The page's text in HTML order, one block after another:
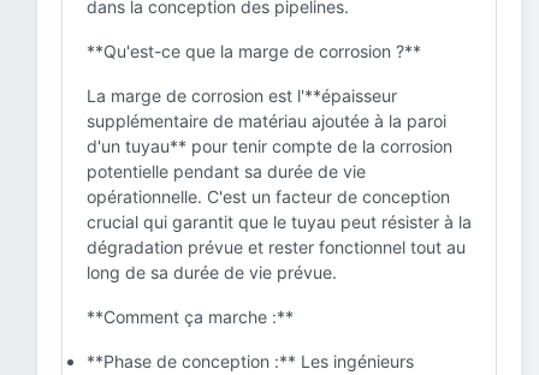
dans la conception des pipelines.
**Qu'est-ce que la marge de corrosion ?**
La marge de corrosion est l'**épaisseur
supplémentaire de matériau ajoutée à la paroi
d'un tuyau** pour tenir compte de la corrosion
potentielle pendant sa durée de vie
opérationnelle. C'est un facteur de conception
crucial qui garantit que le tuyau peut résister à la
dégradation prévue et rester fonctionnel tout au
long de sa durée de vie prévue.
**Comment ça marche :**
**Phase de conception :** Les ingénieurs